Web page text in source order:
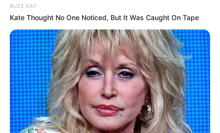
BUZZ DAY
Kate Thought No One Noticed, But It Was Caught On Tape